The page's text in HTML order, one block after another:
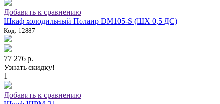
Добавить к сравнению
Шкаф холодильный Полаир DM105-S (ШХ 0,5 ДС)
Код: 12887
77 276 р.
Узнать скидку!
1
Добавить к сравнению